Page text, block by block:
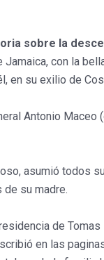
sobre la
con la
en su exilio de
Antonio Maceo
asumió todos
de su madre.
de Tomas
en las